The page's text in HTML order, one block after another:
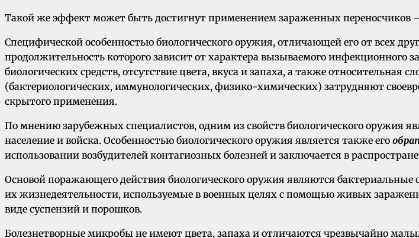
Такой же эффект может быть достигнут применением зараженных переносчиков
Специфической особенностью биологического оружия, отличающей его от всех
продолжительность которого зависит от характера вызываемого инфекционного
биологических средств, отсутствие цвета, вкуса и запаха, а также
(бактериологических, иммунологических, физико-химических) затрудняют
скрытого применения.
По мнению зарубежных специалистов, одним из свойств биологического оружия
население и войска. Особенностью биологического оружия является также его
использовании возбудителей контагиозных болезней и заключается в
Основой поражающего действия биологического оружия являются бактериальные
их жизнедеятельности, используемые в военных целях с помощью живых
виде суспензий и порошков.
Болезнетворные микробы не имеют цвета, запаха и отличаются чрезвычайно